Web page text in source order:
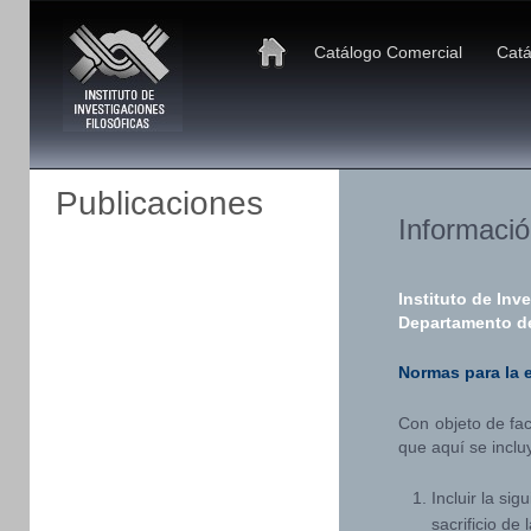
Catálogo Comercial
Instituto de
Departamento
Normas para la
Con objeto de
que aquí se
Incluir la
sacrificio de
Publicaciones